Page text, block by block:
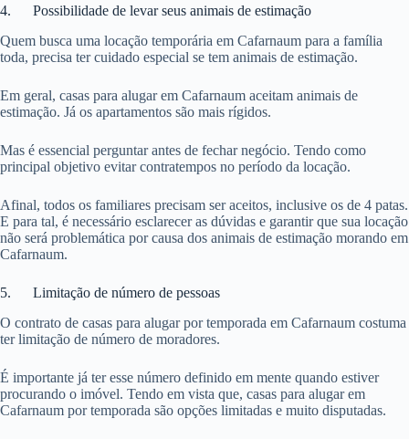
4. Possibilidade de levar seus animais de estimação
Quem busca uma locação temporária em Cafarnaum para a família
toda, precisa ter cuidado especial se tem animais de estimação.
Em geral, casas para alugar em Cafarnaum aceitam animais de
estimação. Já os apartamentos são mais rígidos.
Mas é essencial perguntar antes de fechar negócio. Tendo como
principal objetivo evitar contratempos no período da locação.
Afinal, todos os familiares precisam ser aceitos, inclusive os de 4 patas.
E para tal, é necessário esclarecer as dúvidas e garantir que sua locação
não será problemática por causa dos animais de estimação morando em
Cafarnaum.
5. Limitação de número de pessoas
O contrato de casas para alugar por temporada em Cafarnaum costuma
ter limitação de número de moradores.
É importante já ter esse número definido em mente quando estiver
procurando o imóvel. Tendo em vista que, casas para alugar em
Cafarnaum por temporada são opções limitadas e muito disputadas.